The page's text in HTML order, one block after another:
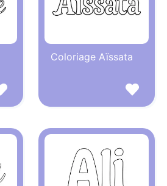
Coloriage Aïssata